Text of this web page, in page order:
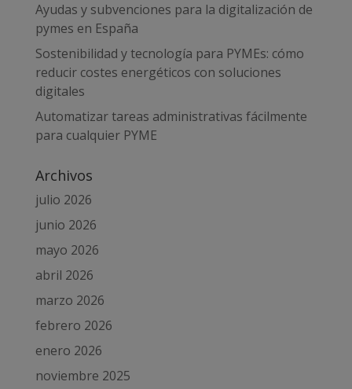
Ayudas y subvenciones para la digitalización de
pymes en España
Sostenibilidad y tecnología para PYMEs: cómo
reducir costes energéticos con soluciones
digitales
Automatizar tareas administrativas fácilmente
para cualquier PYME
Archivos
julio 2026
junio 2026
mayo 2026
abril 2026
marzo 2026
febrero 2026
enero 2026
noviembre 2025